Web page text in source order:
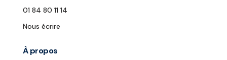
01 84 80 11 14
Nous écrire
À propos